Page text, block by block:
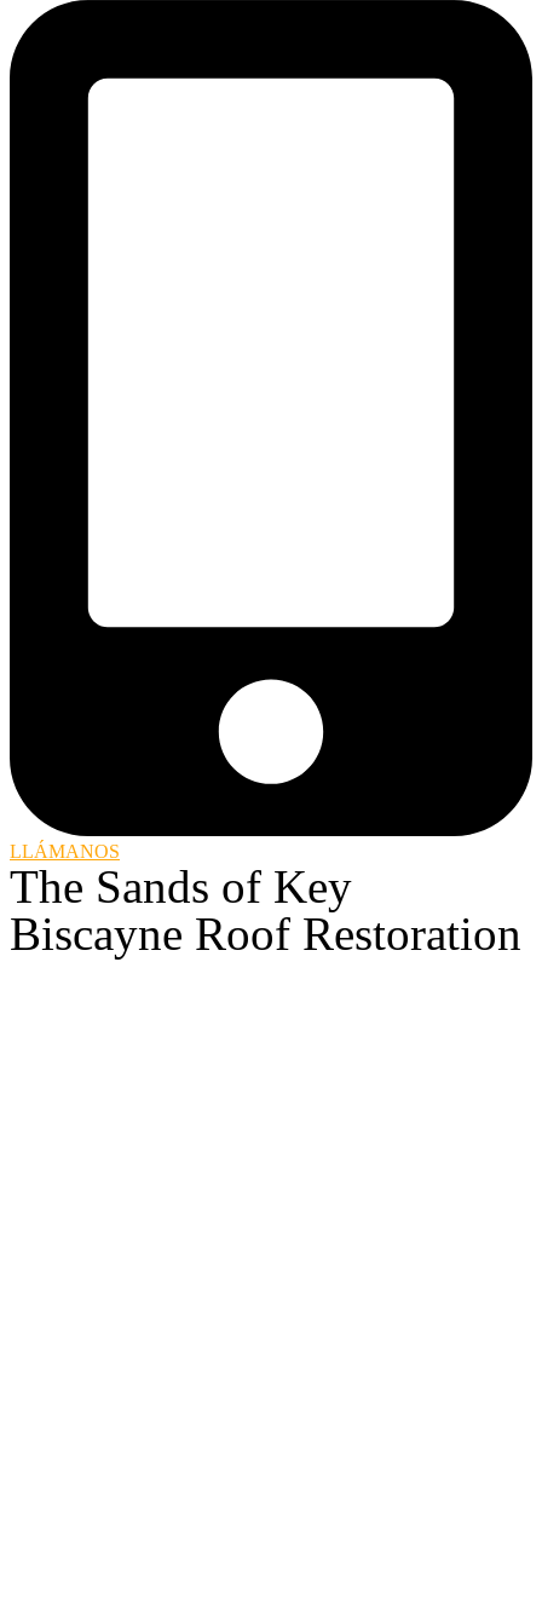
LLÁMANOS
The Sands of Key
Biscayne Roof Restoration